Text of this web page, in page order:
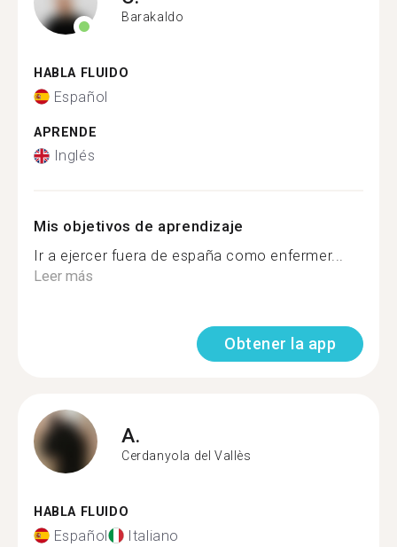
Barakaldo
HABLA FLUIDO
Español
APRENDE
Inglés
Mis objetivos de aprendizaje
Ir a ejercer fuera de españa como enfermer...
Leer más
Obtener la app
A.
Cerdanyola del Vallès
HABLA FLUIDO
Español Italiano